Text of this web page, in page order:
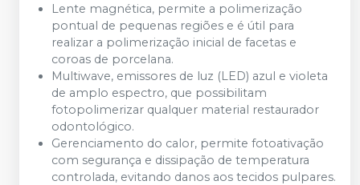
Lente magnética, permite a polimerização
pontual de pequenas regiões e é útil para
realizar a polimerização inicial de facetas e
coroas de porcelana.
Multiwave, emissores de luz (LED) azul e violeta
de amplo espectro, que possibilitam
fotopolimerizar qualquer material restaurador
odontológico.
Gerenciamento do calor, permite fotoativação
com segurança e dissipação de temperatura
controlada, evitando danos aos tecidos pulpares.